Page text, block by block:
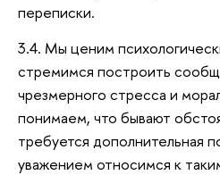
переписки.
3.4. Мы ценим
стремимся построить
чрезмерного стресса и
понимаем, что бывают
требуется дополнительная
уважением относимся к